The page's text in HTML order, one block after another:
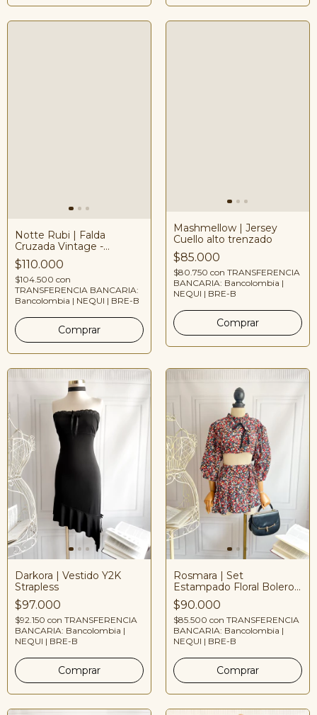
Notte Rubi | Falda
Cruzada Vintage -
Reworked
$110.000
$104.500 con
TRANSFERENCIA BANCARIA:
Bancolombia | NEQUI | BRE-B
Mashmellow | Jersey
Cuello alto trenzado
$85.000
$80.750 con TRANSFERENCIA
BANCARIA: Bancolombia |
NEQUI | BRE-B
Darkora | Vestido Y2K
Strapless
$97.000
$92.150 con TRANSFERENCIA
BANCARIA: Bancolombia |
NEQUI | BRE-B
Rosmara | Set
Estampado Floral Boleros
Colores
$90.000
$85.500 con TRANSFERENCIA
BANCARIA: Bancolombia |
NEQUI | BRE-B